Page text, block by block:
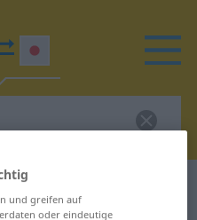
und greifen auf
oder eindeutige